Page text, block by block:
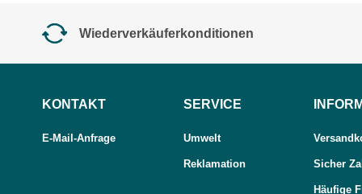
Wiederverkäuferkonditionen
KONTAKT
E-Mail-Anfrage
SERVICE
Umwelt
Reklamation Sicher
Häufige